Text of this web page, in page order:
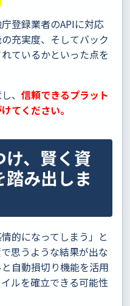
登録業者のAPIに対応
充実度、そしてバック
ているかといった点を
、 信頼できるプラット
てください。
、賢く資
み出しま
的になってしまう」と
思うような結果が出な
自動損切り機能を活用
ルを確立できる可能性